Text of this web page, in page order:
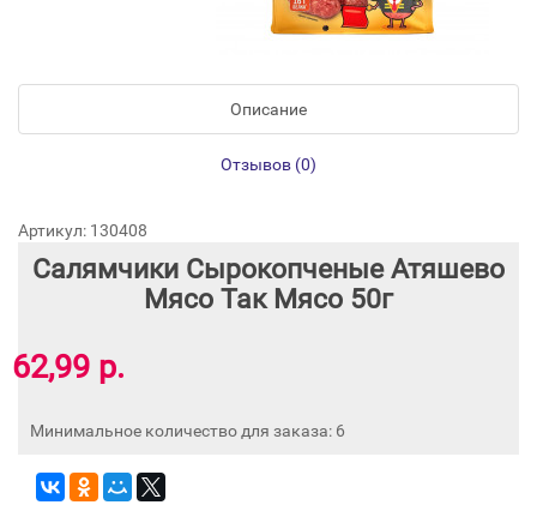
Описание
Отзывов (0)
Артикул: 130408
Салямчики Сырокопченые Атяшево
Мясо Так Мясо 50г
62,99 р.
Минимальное количество для заказа: 6